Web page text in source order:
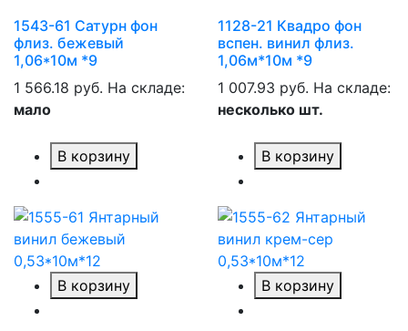
1543-61 Сатурн фон
флиз. бежевый
1,06*10м *9
1 566.18 руб. На складе:
мало
В корзину
1128-21 Квадро фон
вспен. винил флиз.
1,06м*10м *9
1 007.93 руб. На складе:
несколько шт.
В корзину
В корзину В корзину